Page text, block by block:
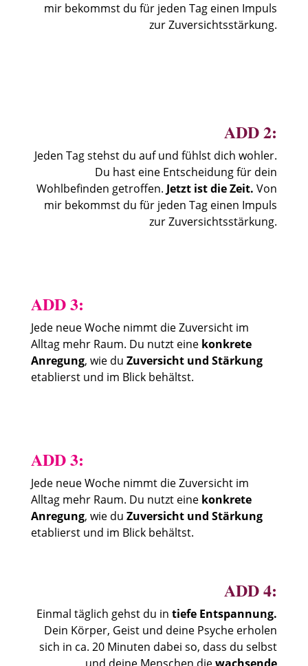
mir bekommst du für jeden Tag einen Impuls
zur Zuversichtsstärkung.
ADD 2:
Jeden Tag stehst du auf und fühlst dich wohler.
Du hast eine Entscheidung für dein
Wohlbefinden getroffen. Jetzt ist die Zeit. Von
mir bekommst du für jeden Tag einen Impuls
zur Zuversichtsstärkung.
ADD 3:
Jede neue Woche nimmt die Zuversicht im
Alltag mehr Raum. Du nutzt eine konkrete
Anregung, wie du Zuversicht und Stärkung
etablierst und im Blick behältst.
ADD 3:
Jede neue Woche nimmt die Zuversicht im
Alltag mehr Raum. Du nutzt eine konkrete
Anregung, wie du Zuversicht und Stärkung
etablierst und im Blick behältst.
ADD 4:
Einmal täglich gehst du intiefe Entspannung.
Dein Körper, Geist und deine Psyche erholen
sich in ca. 20 Minuten dabei so, dass du selbst